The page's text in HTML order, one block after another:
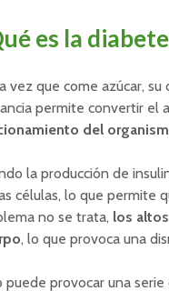
es la
vez que come azúcar,
permite convertir el
del
la producción de
células, lo que permite
no se trata, los
, lo que provoca una
puede provocar una